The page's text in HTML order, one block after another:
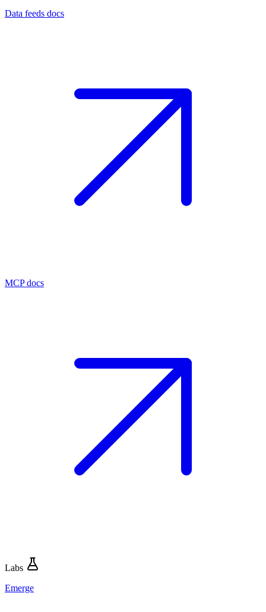
Data feeds docs
MCP docs
Labs
Emerge